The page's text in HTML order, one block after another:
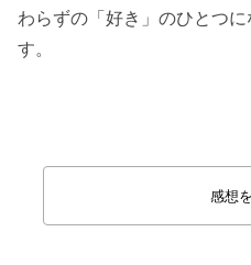
わらずの「好き」のひとつ
す。
感想